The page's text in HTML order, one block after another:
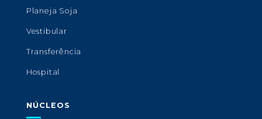
Planeja Soja
Vestibular
Transferência
Hospital
NÚCLEOS